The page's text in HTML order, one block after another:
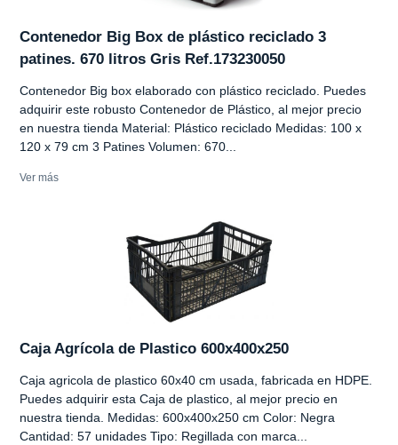
Contenedor Big Box de plástico reciclado 3
patines. 670 litros Gris Ref.173230050
Contenedor Big box elaborado con plástico reciclado. Puedes
adquirir este robusto Contenedor de Plástico, al mejor precio
en nuestra tienda Material: Plástico reciclado Medidas: 100 x
120 x 79 cm 3 Patines Volumen: 670...
Ver más
Caja Agrícola de Plastico 600x400x250
Caja agricola de plastico 60x40 cm usada, fabricada en HDPE.
Puedes adquirir esta Caja de plastico, al mejor precio en
nuestra tienda. Medidas: 600x400x250 cm Color: Negra
Cantidad: 57 unidades Tipo: Regillada con marca...